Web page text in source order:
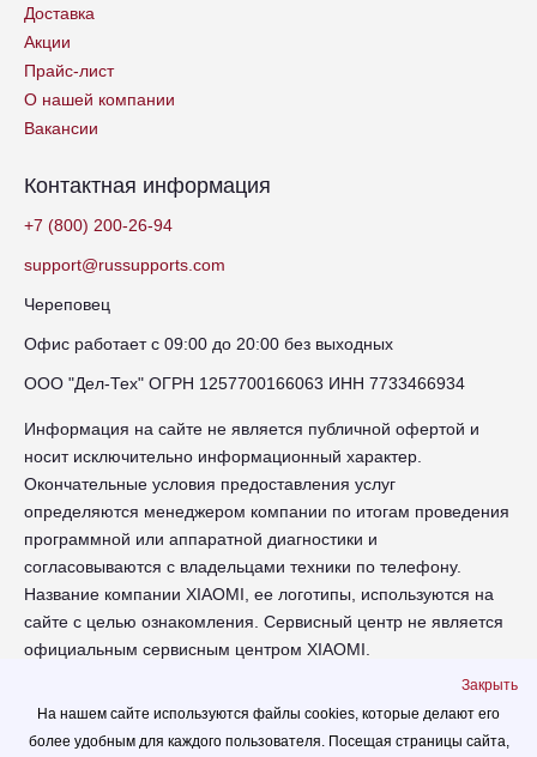
Доставка
Акции
Прайс-лист
О нашей компании
Вакансии
Контактная информация
+7 (800) 200-26-94
support@russupports.com
Череповец
Офис работает с 09:00 до 20:00 без выходных
ООО "Дел-Тех" ОГРН 1257700166063 ИНН 7733466934
Информация на сайте не является публичной офертой и
носит исключительно информационный характер.
Окончательные условия предоставления услуг
определяются менеджером компании по итогам проведения
программной или аппаратной диагностики и
согласовываются с владельцами техники по телефону.
Название компании XIAOMI, ее логотипы, используются на
сайте с целью ознакомления. Сервисный центр не является
официальным сервисным центром XIAOMI.
chr-xiaomi.russupports.com - Сервисный центр XIAOMI в
Череповце - сайт сервисного центра RUSSUPPORT по
На нашем сайте используются файлы cookies, которые делают его
более удобным для каждого пользователя. Посещая страницы сайта,
Закрыть